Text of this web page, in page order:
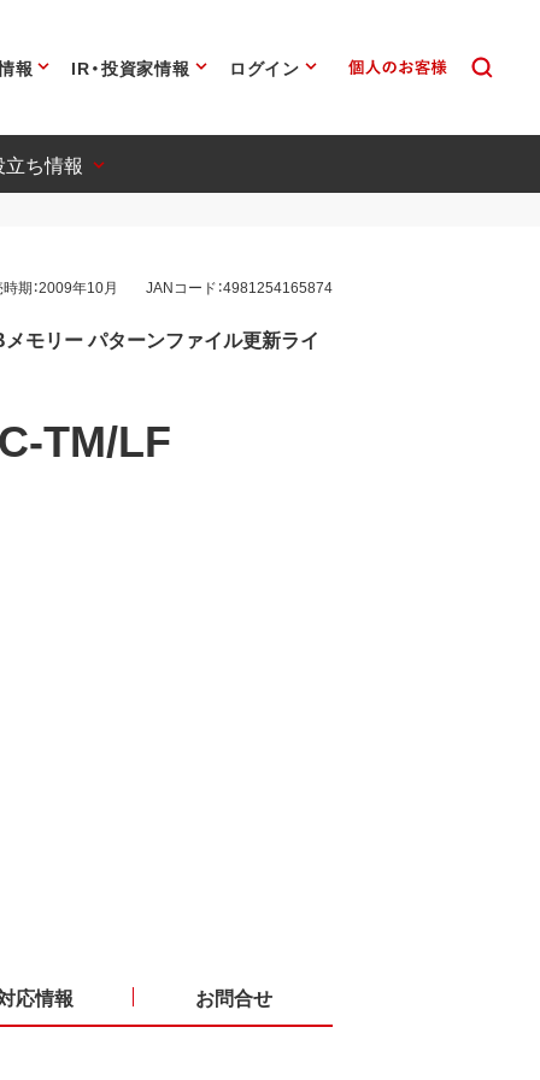
報 IR・投資家情報 ログイン
ち情報
期：2009年10月 JANコード：4981254165874
モリー パターンファイル更新ライ
TM/LF
応情報 お問合せ